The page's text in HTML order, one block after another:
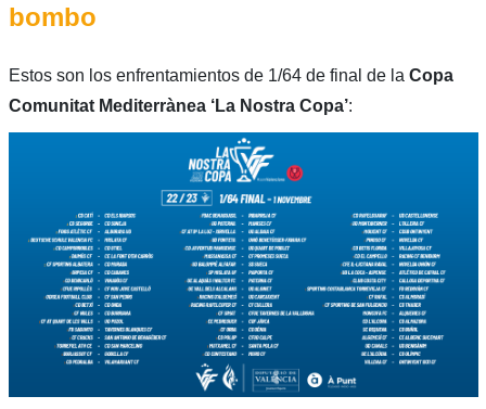
bombo
Estos son los enfrentamientos de 1/64 de final de la Copa
Comunitat Mediterrànea ‘La Nostra Copa’: